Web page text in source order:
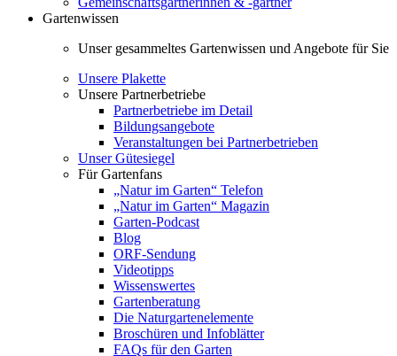
Gartenwissen
Unser gesammeltes Gartenwissen und Angebote für Sie
Unsere Plakette
Unsere Partnerbetriebe
Partnerbetriebe im Detail
Bildungsangebote
Veranstaltungen bei Partnerbetrieben
Unser Gütesiegel
Für Gartenfans
„Natur im Garten“ Telefon
„Natur im Garten“ Magazin
Garten-Podcast
Blog
ORF-Sendung
Videotipps
Wissenswertes
Gartenberatung
Die Naturgartenelemente
Broschüren und Infoblätter
FAQs für den Garten